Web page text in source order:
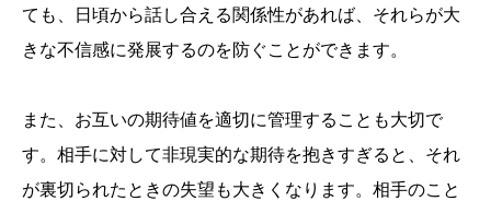
ても、日頃から話し合える関係性があれば、それらが大
きな不信感に発展するのを防ぐことができます。
また、お互いの期待値を適切に管理することも大切で
す。相手に対して非現実的な期待を抱きすぎると、それ
が裏切られたときの失望も大きくなります。相手のこと